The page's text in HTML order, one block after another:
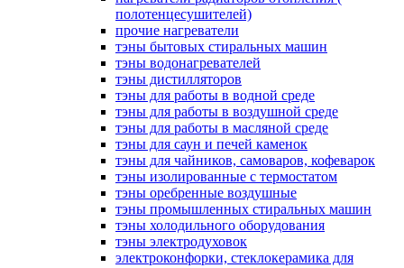
полотенцесушителей)
прочие нагреватели
тэны бытовых стиральных машин
тэны водонагревателей
тэны дистилляторов
тэны для работы в водной среде
тэны для работы в воздушной среде
тэны для работы в масляной среде
тэны для саун и печей каменок
тэны для чайников, самоваров, кофеварок
тэны изолированные с термостатом
тэны оребренные воздушные
тэны промышленных стиральных машин
тэны холодильного оборудования
тэны электродуховок
электроконфорки, стеклокерамика для